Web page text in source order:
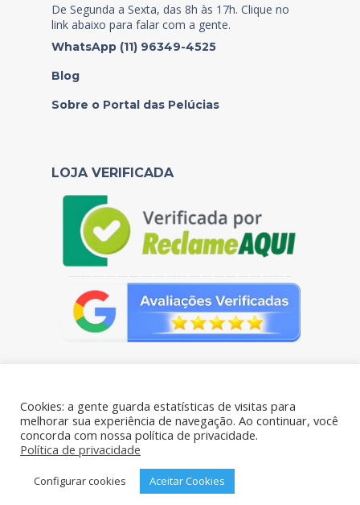
De Segunda a Sexta, das 8h às 17h. Clique no
link abaixo para falar com a gente.
WhatsApp (11) 96349-4525
Blog
Sobre o Portal das Pelúcias
LOJA VERIFICADA
Portal das Pelúcias - CNPJ: 38.106.769/0001-61 - Todos os
direitos reservados - Rua Benjamim de Oliveira 198- Brás, São
Paulo – SP, 03006-020
Cookies: a gente guarda estatísticas de visitas para
melhorar sua experiência de navegação. Ao continuar, você
concorda com nossa política de privacidade.
Política de privacidade
Configurar cookies Aceitar Cookies